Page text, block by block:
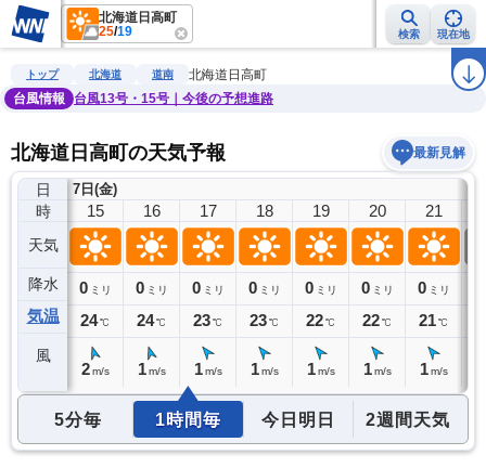
北海道日高町
25/19 検索 現在地
雨雲レーダー 台風情報 地震情報 ラ
トップ 北海道 道南
北海道日高町
台風情報
台風13号・15号｜今後の予想進路
北海道日高町の天気予報 最新見解
日
時
天気
降水
気温
風
7日(金)
14
0ミリ
24℃
15
0 ミリ
24℃
2 m/s
16
0 ミリ
24℃
1 m/s
17
0 ミリ
23℃
1 m/s
18
0 ミリ
23℃
1 m/s
19
0 ミリ
22℃
1 m/s
20
0 ミリ
22℃
1 m/s
21
0 ミリ
21℃
1 m/s
5分毎 1時間毎 今日明日 2週間天気